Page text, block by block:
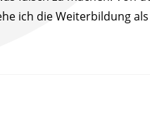
ich die Weiterbildung